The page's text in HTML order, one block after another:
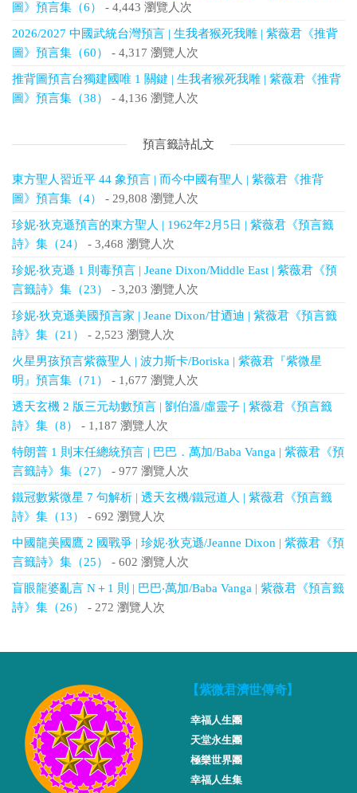
圖》預言集（6）
- 4,443 瀏覽人次
2026/2027 中國武統台灣預言 | 生我者猴死我雕 | 紫薇君《推背
圖》預言集（60）
- 4,317 瀏覽人次
推背圖預言台獨建國唯 1 關鍵 | 生我者猴死我雕 | 紫薇君《推背
圖》預言集（38）
- 4,136 瀏覽人次
預言籤詩乩文
東方聖人習近平 44 象預言 | 而今中國有聖人 | 紫薇君《推背
圖》預言集（4）
- 29,808 瀏覽人次
珍妮‧狄克遜預言的東方聖人 | 1962年2月5日 | 紫薇君《預言籤
詩》集（24）
- 3,468 瀏覽人次
珍妮‧狄克遜 1 則毒預言 | Jeane Dixon/Middle East | 紫薇君《預
言籤詩》集（23）
- 3,203 瀏覽人次
珍妮‧狄克遜美國預言家 | Jeane Dixon/甘迺迪 | 紫薇君《預言籤
詩》集（21）
- 2,523 瀏覽人次
火星男孩預言紫薇聖人 | 波力斯卡/Boriska | 紫薇君『紫微星
明』預言集（71）
- 1,677 瀏覽人次
透天玄機 2 版三元劫數預言 | 劉伯溫/虛靈子 | 紫薇君《預言籤
詩》集（8）
- 1,187 瀏覽人次
特朗普 1 則末任總統預言 | 巴巴．萬加/Baba Vanga | 紫薇君《預
言籤詩》集（27）
- 977 瀏覽人次
鐵冠數紫微星 7 句解析 | 透天玄機/鐵冠道人 | 紫薇君《預言籤
詩》集（13）
- 692 瀏覽人次
中國龍美國鷹 2 國戰爭 | 珍妮‧狄克遜/Jeanne Dixon | 紫薇君《預
言籤詩》集（25）
- 602 瀏覽人次
盲眼龍婆亂言 N＋1 則 | 巴巴‧萬加/Baba Vanga | 紫薇君《預言籤
詩》集（26）
- 272 瀏覽人次
【紫微君濟世傳奇】
幸福人生團
天堂永生團
極樂世界團
幸福人生集